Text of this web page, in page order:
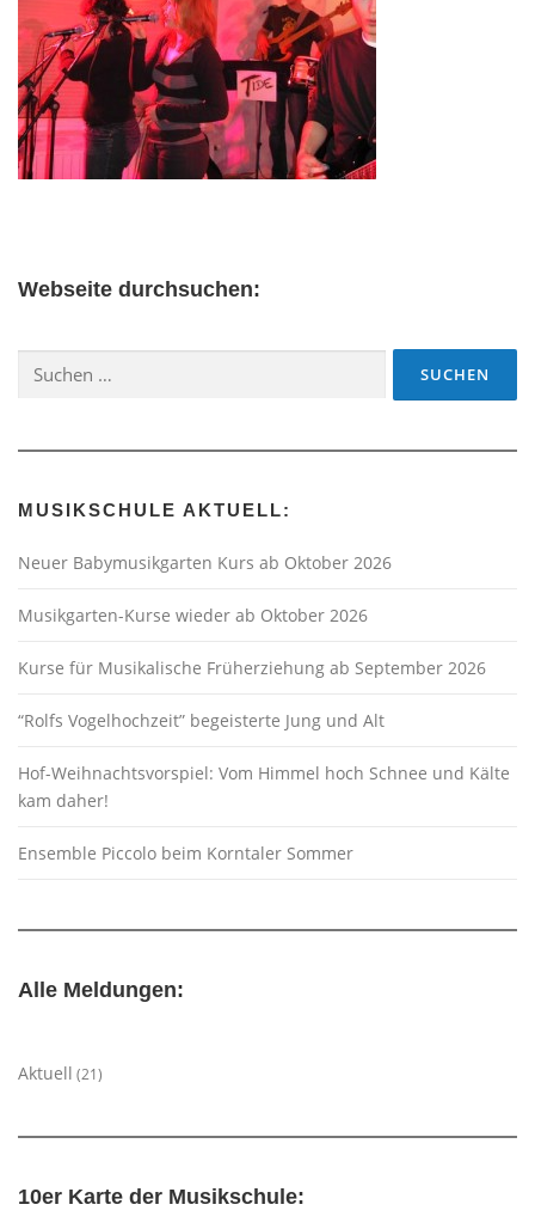
Webseite durchsuchen:
nach:
MUSIKSCHULE AKTUELL:
Neuer Babymusikgarten Kurs ab Oktober 2026
Musikgarten-Kurse wieder ab Oktober 2026
Kurse für Musikalische Früherziehung ab September 2026
“Rolfs Vogelhochzeit” begeisterte Jung und Alt
Hof-Weihnachtsvorspiel: Vom Himmel hoch Schnee und Kälte
kam daher!
Ensemble Piccolo beim Korntaler Sommer
Alle Meldungen:
Aktuell (21)
10er Karte der Musikschule: